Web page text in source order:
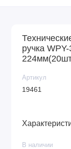
ручка
Артикул
19461
В наличии